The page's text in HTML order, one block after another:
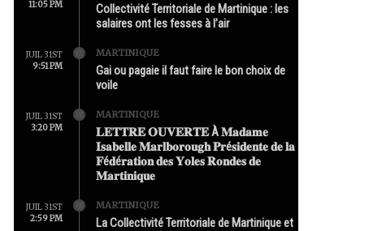
11:05 PM
Collectivité Territoriale de Martinique : les
salaires ont les fesses à l’air
JUIL 31ST
9:51 PM
MARTINIQUE
Gai ou pagaie il faut faire le bon choix de
voile
JUIL 31ST
3:20 PM
MARTINIQUE
𝐋𝐄𝐓𝐓𝐑𝐄 𝐎𝐔𝐕𝐄𝐑𝐓𝐄 À 𝐌𝐚𝐝𝐚𝐦𝐞
𝐈𝐬𝐚𝐛𝐞𝐥𝐥𝐞 𝐌𝐚𝐫𝐥𝐛𝐨𝐫𝐨𝐮𝐠𝐡 𝐏𝐫é𝐬𝐢𝐝𝐞𝐧𝐭𝐞 𝐝𝐞 𝐥𝐚
𝐅é𝐝é𝐫𝐚𝐭𝐢𝐨𝐧 𝐝𝐞𝐬 𝐘𝐨𝐥𝐞𝐬 𝐑𝐨𝐧𝐝𝐞𝐬 𝐝𝐞
𝐌𝐚𝐫𝐭𝐢𝐧𝐢𝐪𝐮𝐞
JUIL 31ST
2:59 PM
MARTINIQUE
La Collectivité Territoriale de Martinique et